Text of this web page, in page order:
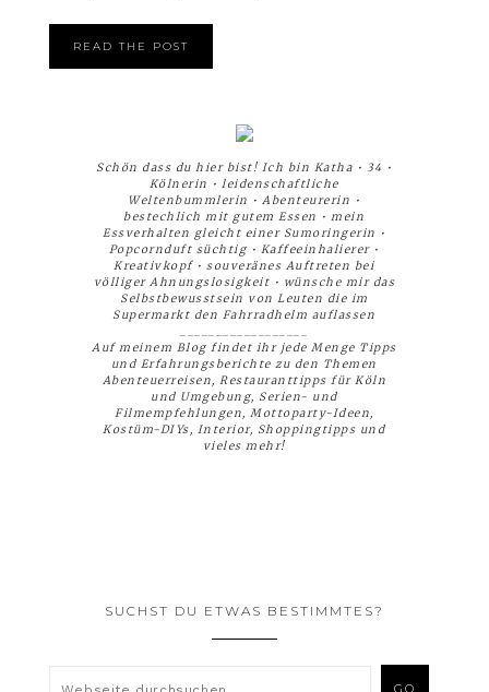
READ THE POST
Schön dass du hier bist! Ich bin Katha • 34 •
Kölnerin • leidenschaftliche
Weltenbummlerin • Abenteurerin •
bestechlich mit gutem Essen • mein
Essverhalten gleicht einer Sumoringerin •
Popcornduft süchtig • Kaffeeinhalierer •
Kreativkopf • souveränes Auftreten bei
völliger Ahnungslosigkeit • wünsche mir das
Selbstbewusstsein von Leuten die im
Supermarkt den Fahrradhelm auflassen
Auf meinem Blog findet ihr jede Menge Tipps
und Erfahrungsberichte zu den Themen
Abenteuerreisen, Restauranttipps für Köln
und Umgebung, Serien- und
Filmempfehlungen, Mottoparty-Ideen,
Kostüm-DIYs, Interior, Shoppingtipps und
vieles mehr!
SUCHST DU ETWAS BESTIMMTES?